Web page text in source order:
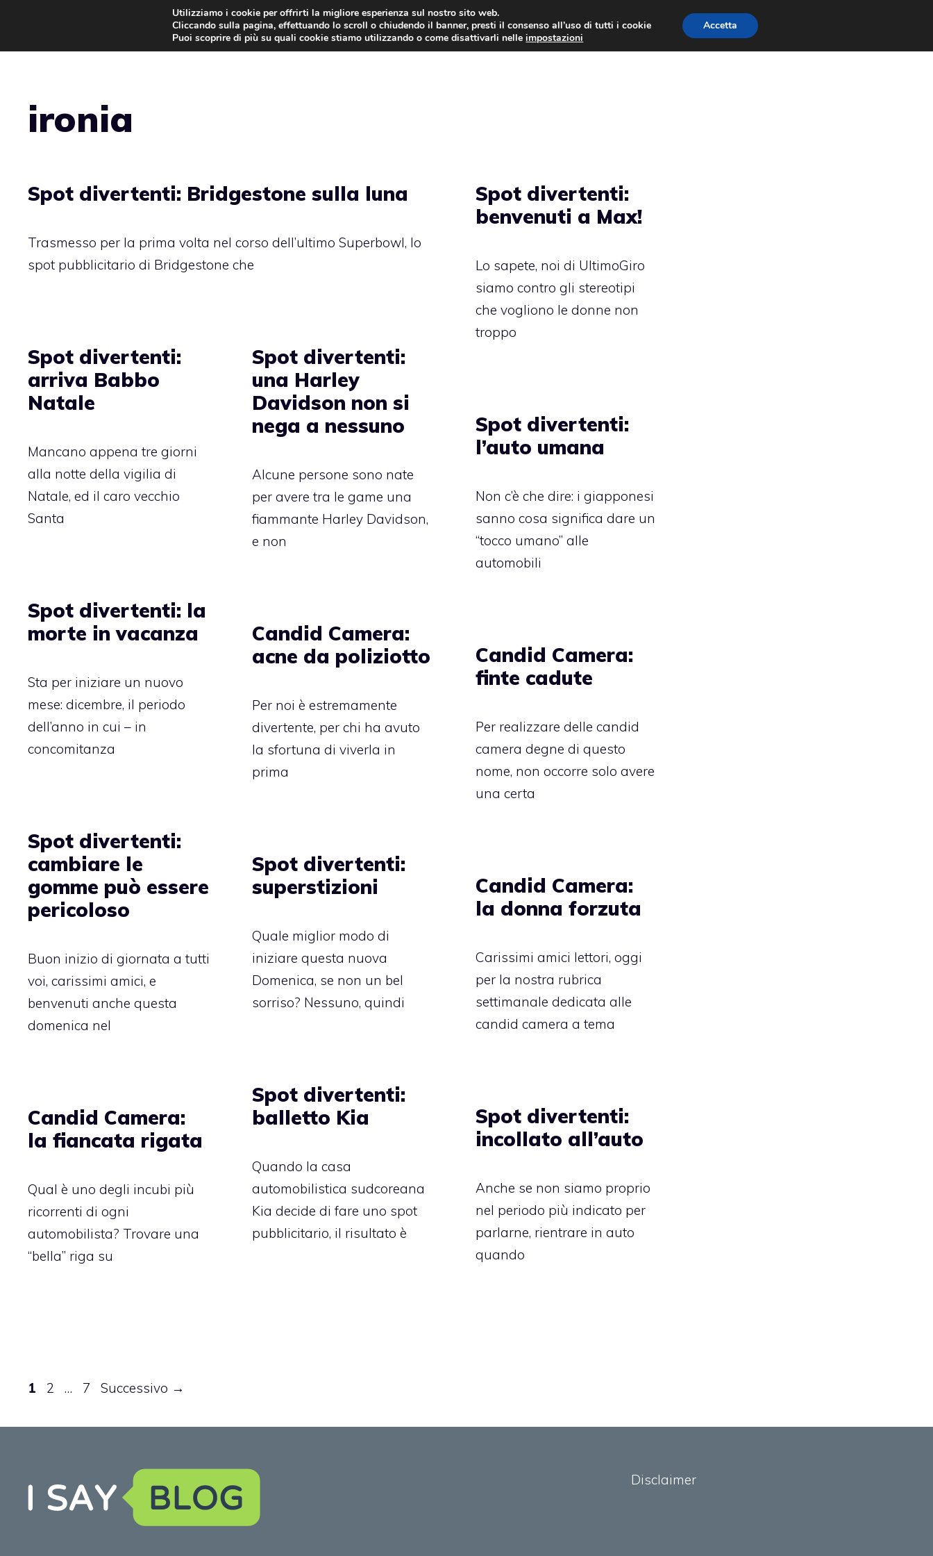
contenuto
AUTO NEWS EVENTI E FIERE
ironia
Spot divertenti: Bridgestone sulla luna
Trasmesso per la prima volta nel corso dell’ultimo Superbowl, lo
spot pubblicitario di Bridgestone che
Spot divertenti:
benvenuti a Max!
Lo sapete, noi di UltimoGiro
siamo contro gli stereotipi
che vogliono le donne non
troppo
Spot divertenti:
arriva Babbo
Natale
Mancano appena tre giorni
alla notte della vigilia di
Natale, ed il caro vecchio
Santa
Spot divertenti:
una Harley
Davidson non si
nega a nessuno
Alcune persone sono nate
per avere tra le game una
fiammante Harley Davidson,
e non
Spot divertenti:
l’auto umana
Non c’è che dire: i giapponesi
sanno cosa significa dare un
“tocco umano” alle
automobili
Spot divertenti: la
morte in vacanza
Sta per iniziare un nuovo
mese: dicembre, il periodo
dell’anno in cui – in
concomitanza
Candid Camera:
acne da poliziotto
Per noi è estremamente
divertente, per chi ha avuto
la sfortuna di viverla in
prima
Candid Camera:
finte cadute
Per realizzare delle candid
camera degne di questo
nome, non occorre solo avere
una certa
Spot divertenti:
cambiare le
gomme può essere
pericoloso
Buon inizio di giornata a tutti
voi, carissimi amici, e
benvenuti anche questa
domenica nel
Spot divertenti:
superstizioni
Quale miglior modo di
iniziare questa nuova
Domenica, se non un bel
sorriso? Nessuno, quindi
Candid Camera:
la donna forzuta
Carissimi amici lettori, oggi
per la nostra rubrica
settimanale dedicata alle
candid camera a tema
Spot divertenti:
balletto Kia
Quando la casa
automobilistica sudcoreana
Kia decide di fare uno spot
pubblicitario, il risultato è
Spot divertenti:
incollato all’auto
Anche se non siamo proprio
nel periodo più indicato per
parlarne, rientrare in auto
quando
Candid Camera:
la fiancata rigata
Qual è uno degli incubi più
ricorrenti di ogni
automobilista? Trovare una
“bella” riga su
Pagina
1 Pagina
2 … Pagina
7 Successivo →
Disclaimer
Utilizziamo i cookie per offrirti la migliore esperienza sul nostro sito web.
Cliccando sulla pagina, effettuando lo scroll o chiudendo il banner, presti il consenso all’uso di tutti i cookie
Puoi scoprire di più su quali cookie stiamo utilizzando o come disattivarli nelleimpostazioni
Accetta